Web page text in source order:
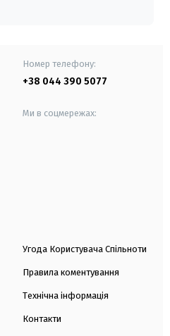
Номер телефону:
+38 044 390 5077
Ми в соцмережах:
Угода Користувача Спільноти
Правила коментування
Технічна інформація
Контакти